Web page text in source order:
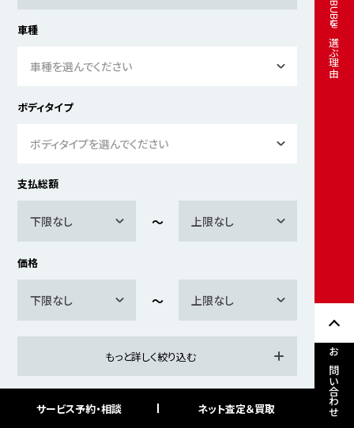
BUBUを選ぶ理由
お問い合わせ
車種
車種を選んでください
ボディタイプ
ボディタイプを選んでください
支払総額
下限なし 上限なし
価格
下限なし 上限なし
もっと詳しく絞り込む
検索
サービス予約・相談 ネット査定＆買取